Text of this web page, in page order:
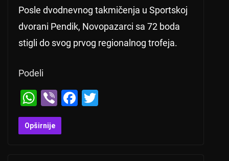
Posle dvodnevnog takmičenja u Sportskoj
dvorani Pendik, Novopazarci sa 72 boda
stigli do svog prvog regionalnog trofeja.
Podeli
W
h
at
Vi
b
er
F
Opširnije